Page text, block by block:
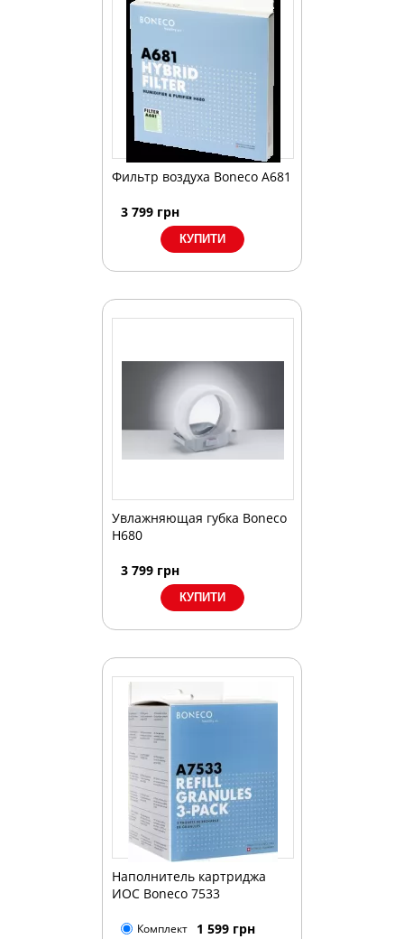
Фильтр воздуха Boneco A681
3 799 грн
Увлажняющая губка Boneco
H680
3 799 грн
Наполнитель картриджа
ИОС Boneco 7533
Комплект 1 599 грн